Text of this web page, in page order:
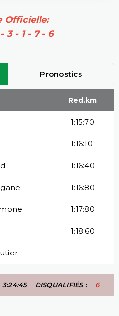
Officielle:
3 - 1 - 7 - 6
Pronostics
Red.km
1:15:70
1:16:10
1:16:40
1:16:80
1:17:80
1:18:60
-
3:24:45 DISQUALIFIÉS : 6